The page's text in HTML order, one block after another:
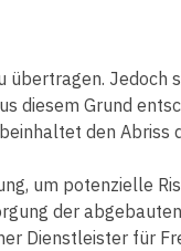
übertragen. Jedoch
diesem Grund
den Abriss
um potenzielle
der
Dienstleister für